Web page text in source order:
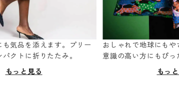
も気品を添えます。プリー
クトに折りたたみ。
もっと見る
おしゃれで地球にも
意識の高い方にもぴっ
もっ